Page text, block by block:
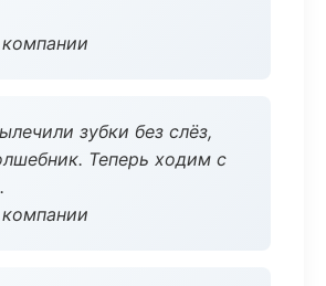
зубки без слёз,
Теперь ходим с